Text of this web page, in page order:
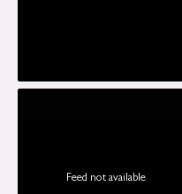
Feed not available